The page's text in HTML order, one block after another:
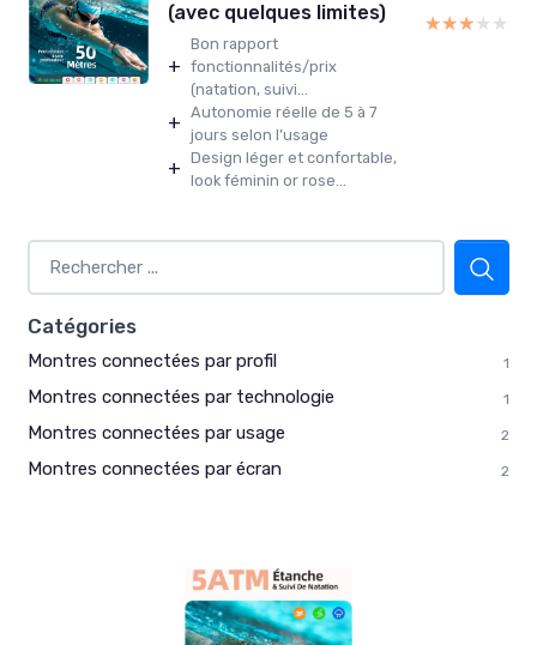
(avec quelques limites)
+
Bon rapport
fonctionnalités/prix
(natation, suivi...
+ Autonomie réelle de 5 à 7
jours selon l’usage
+ Design léger et confortable,
look féminin or rose...
★★★★★
★★★★★
Catégories
Montres connectées par profil 1
Montres connectées par technologie 1
Montres connectées par usage 2
Montres connectées par écran 2